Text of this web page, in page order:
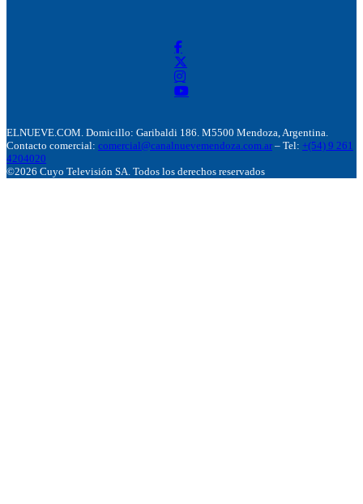
ELNUEVE.COM. Domicillo: Garibaldi 186. M5500 Mendoza, Argentina.
Contacto comercial: comercial@canalnuevemendoza.com.ar – Tel: +(54) 9 261
4204020
©2026 Cuyo Televisión SA. Todos los derechos reservados